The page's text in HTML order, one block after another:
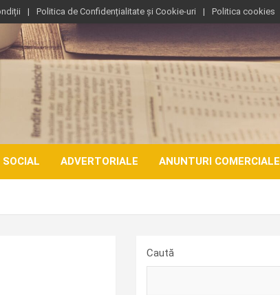
Politica de Confidențialitate și Cookie-uri Politica cookies
SOCIAL ADVERTORIALE ANUNTURI COMERCIALE
Caută